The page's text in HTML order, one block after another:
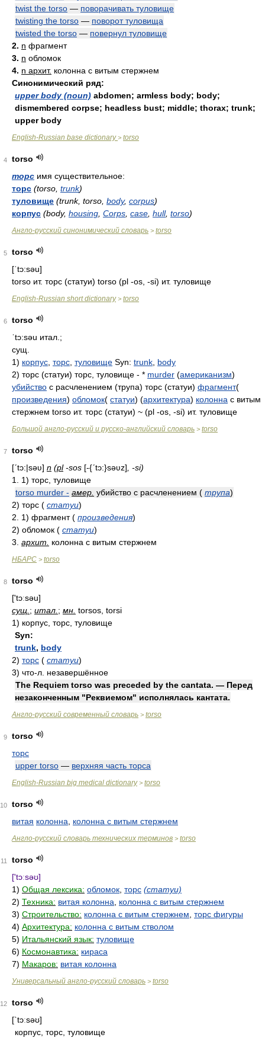
twist the torso — поворачивать туловище
twisting the torso — поворот туловища
twisted the torso — повернул туловище
2. n фрагмент
3. n обломок
4. n архит. колонна с витым стержнем
Синонимический ряд:
upper body (noun) abdomen; armless body; body;
dismembered corpse; headless bust; middle; thorax; trunk;
upper body
English-Russian base dictionary> torso
4
torso
торс имя существительное:
торс (torso, trunk)
туловище (trunk, torso, body, corpus)
корпус (body, housing Corps case hull, torso)
Англо-русский синонимический словарь > torso
5
torso
[ˈtɔ:səu]
torso ит. торс (статуи) torso (pl -os, -si) ит. туловище
English-Russian short dictionary> torso
6
torso
ˈtɔ:səu итал.;
сущ.
1) корпус торс туловище Syn: trunk body
2) торс (статуи) торс, туловище - * murder (американизм)
убийство с расчленением (трупа) торс (статуи) фрагмент(
произведения) обломок( статуи) (архитектура) колонна с витым
стержнем torso ит. торс (статуи) ~ (pl -os, -si) ит. туловище
Большой англо-русский и русско-английский словарь > torso
7
torso
[ʹtɔ:|səʋ] n (pl-sos [-{ʹtɔ:}səʋz] , -si)
1. 1) торс, туловище
torso murder - амер. убийство с расчленением ( трупа)
2) торс ( статуи)
2. 1) фрагмент ( произведения)
2) обломок ( статуи)
3. архит. колонна с витым стержнем
НБАРС > torso
8
torso
['tɔːsəu]
сущ. ; итал. ; мн. torsos, torsi
1) корпус, торс, туловище
Syn:
trunk, body
2) торс ( статуи)
3) что-л. незавершённое
The Requiem torso was preceded by the cantata. — Перед
незаконченным "Реквиемом" исполнялась кантата.
Англо-русский современный словарь > torso
9
torso
торс
upper torso — верхняя часть торса
English-Russian big medical dictionary> torso
10
torso
витая колонна колонна с витым стержнем
Англо-русский словарь технических терминов > torso
11
torso
['tɔːsəʊ]
1) Общая лексика: обломок торс (статуи)
2) Техника: витая колонна
колонна с витым стержнем
3) Строительство: колонна с витым стержнем торс фигуры
4) Архитектура: колонна с витым стволом
5) Итальянский язык: туловище
6) Космонавтика: кираса
7) Макаров: витая колонна
Универсальный англо-русский словарь > torso
12
torso
[`tɔːsəʊ]
корпус, торс, туловище